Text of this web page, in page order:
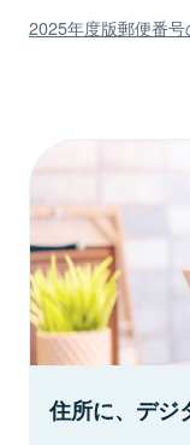
2025年度版郵便番号
住所に、デジ